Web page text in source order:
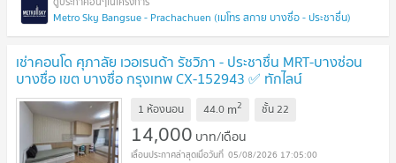
Metro Sky Bangsue - Prachachuen (เมโทร สกาย บางซื่อ - ประชาชื่น)
เช่าคอนโด ศุภาลัย เวอเรนด้า รัชวิภา - ประชาชื่น MRT-บางซ่อน
บางซื่อ เขต บางซื่อ กรุงเทพ CX-152943 ✅ ทักไลน์
@connexproperty ตอบทันที ทีมงานมืออาชีพ ✅
1 ห้องนอน 44.0 m2 ชั้น22
14,000 บาท/เดือน
05/08/2026 17:05:00